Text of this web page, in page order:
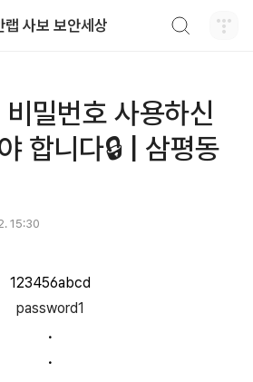
랩 사보 보안세상
밀번호 사용하신
합니다🔒 | 삼평동
15:30
123456abcd
password1
.
.